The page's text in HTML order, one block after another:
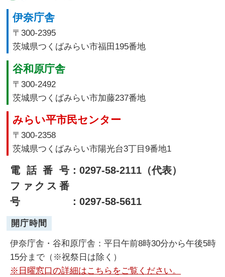
伊奈庁舎
〒300-2395
茨城県つくばみらい市福田195番地
谷和原庁舎
〒300-2492
茨城県つくばみらい市加藤237番地
みらい平市民センター
〒300-2358
茨城県つくばみらい市陽光台3丁目9番地1
電話番号：0297-58-2111（代表）
ファクス番
号
：0297-58-5611
開庁時間
伊奈庁舎・谷和原庁舎：平日午前8時30分から午後5時
15分まで（※祝祭日は除く）
※日曜窓口の詳細はこちらをご覧ください。